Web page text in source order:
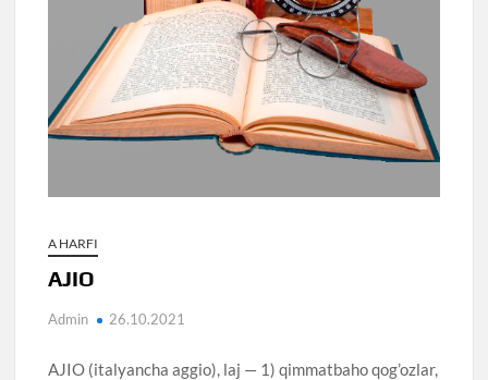
A HARFI
AJIO
Admin 26.10.2021
AJIO (italyancha aggio), laj — 1) qimmatbaho qog’ozlar,